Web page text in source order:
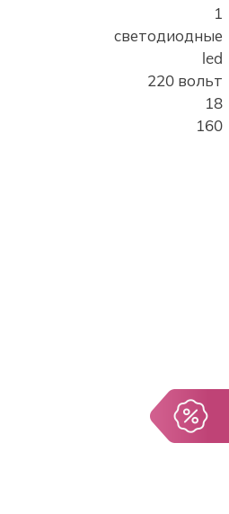
1
светодиодные
led
220 вольт
18
160